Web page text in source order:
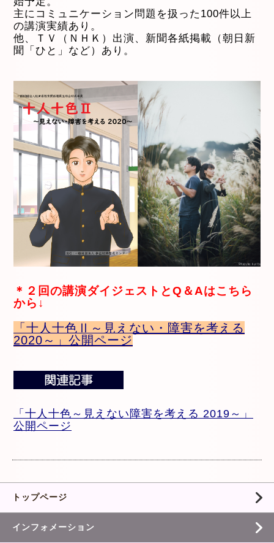
主にコミュニケーション問題を扱った100件以上
の講演実績あり。
他、ＴＶ（ＮＨＫ）出演、新聞各紙掲載（朝日新
聞「ひと」など）あり。
＊２回の講演ダイジェストとQ＆Aはこちら
から↓
「十人十色Ⅱ～見えない・障害を考える
2020～」公開ページ
「十人十色～見えない障害を考える 2019～」
公開ページ
トップページ
インフォメーション